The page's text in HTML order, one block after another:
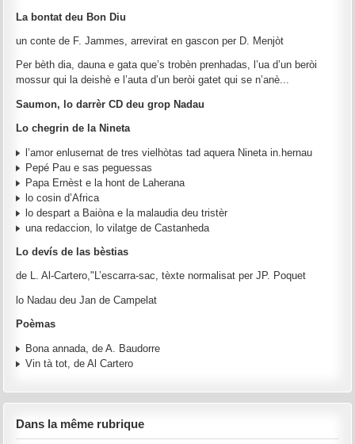
La bontat deu Bon Diu
un conte de F. Jammes, arrevirat en gascon per D. Menjòt
Per bèth dia, dauna e gata que’s trobèn prenhadas, l’ua d’un beròi
mossur qui la deishè e l’auta d’un beròi gatet qui se n’anè...
Saumon, lo darrèr CD deu grop Nadau
Lo chegrin de la Nineta
l’amor enlusernat de tres vielhòtas tad aquera Nineta in.hernau
Pepé Pau e sas peguessas
Papa Ernèst e la hont de Laherana
lo cosin d’Africa
lo despart a Baiòna e la malaudia deu tristèr
una redaccion, lo vilatge de Castanheda
Lo devís de las bèstias
de L. Al-Cartero,"L’escarra-sac, tèxte normalisat per JP. Poquet
lo Nadau deu Jan de Campelat
Poèmas
Bona annada, de A. Baudorre
Vin tà tot, de Al Cartero
Dans la même rubrique